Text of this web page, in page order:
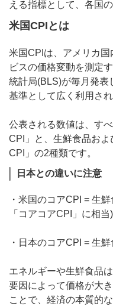
える指標として、各国
米国CPIとは
米国CPIは、アメリカ
ビスの価格変動を測定
統計局(BLS)が毎月発表
基準として広く利用され
公表される数値は、す
CPI」と、生鮮食品お
CPI」の2種類です。
日本との違いに注意
・米国のコアCPI = 生
「コアコアCPI」に相当)
・日本のコアCPI = 生
エネルギーや生鮮食品
要因によって価格が大
ことで、経済の本質的